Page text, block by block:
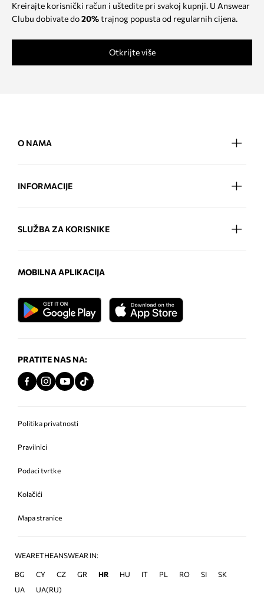
Kreirajte korisnički račun i uštedite pri svakoj kupnji. U Answear
Clubu dobivate do20%trajnog popusta od regularnih cijena.
Otkrijte više
O NAMA
INFORMACIJE
SLUŽBA ZA KORISNIKE
MOBILNA APLIKACIJA
PRATITE NAS NA:
Politika privatnosti
Pravilnici
Podaci tvrtke
Kolačići
Mapa stranice
WEARETHEANSWEAR IN:
BG CY CZ GR HR HU IT PL RO SI
SK
UA
UA(RU)